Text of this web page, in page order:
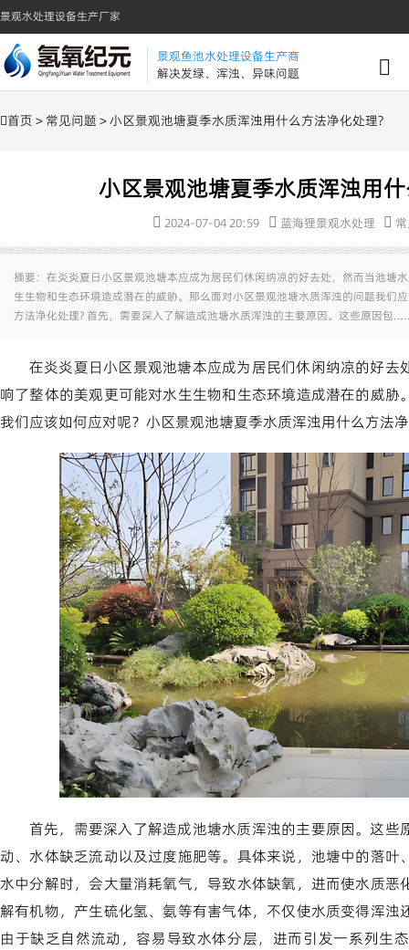
景观水处理设备生产厂家
景观鱼池水处理设备生产商
解决发绿、浑浊、异味问题
首页 > 常见问题 > 小区景观池塘夏季水质浑浊用什么方法净化处理?
小区景观池塘夏季水质浑浊用
2024-07-04 20:59 蓝海狸景观水处理
摘要：在炎炎夏日小区景观池塘本应成为居民们休闲纳凉的好去处，然而当池塘
生生物和生态环境造成潜在的威胁。那么面对小区景观池塘水质浑浊的问题我们
方法净化处理? 首先，需要深入了解造成池塘水质浑浊的主要原因。这些原因包
在炎炎夏日小区景观池塘本应成为居民们休闲纳凉的好
响了整体的美观更可能对水生生物和生态环境造成潜在的威
我们应该如何应对呢？小区景观池塘夏季水质浑浊用什么方法
首先，需要深入了解造成池塘水质浑浊的主要原因。这
动、水体缺乏流动以及过度施肥等。具体来说，池塘中的落
水中分解时，会大量消耗氧气，导致水体缺氧，进而使水质
解有机物，产生硫化氢、氨等有害气体，不仅使水质变得浑
由于缺乏自然流动，容易导致水体分层，进而引发一系列生